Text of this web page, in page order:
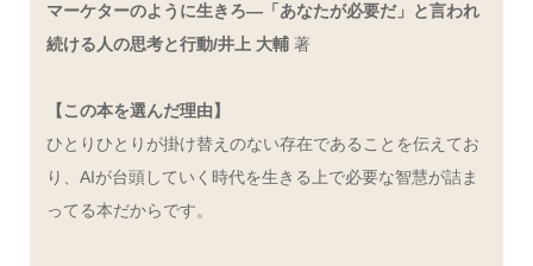
マーケターのように生きろ―「あなたが必要だ」と言われ
続ける人の思考と行動/井上 大輔 著
【この本を選んだ理由】
ひとりひとりが掛け替えのない存在であることを伝えてお
り、AIが台頭していく時代を生きる上で必要な智慧が詰ま
ってる本だからです。